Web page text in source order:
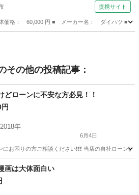
提携サイト
価格： 60,000 円 ■ メーカー名： ダイハツ ■
その他の投稿記事：
どローンに不安な方必見！！
年
6月4日
にお困りの方ご相談ください❗️❗️❗️ 当店の自社ロ
ローン
画は大体面白い